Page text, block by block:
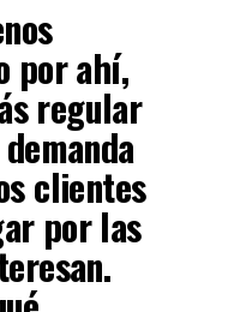
por ahí,
regular
clientes
por las
.